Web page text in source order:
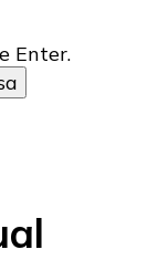
Enter.